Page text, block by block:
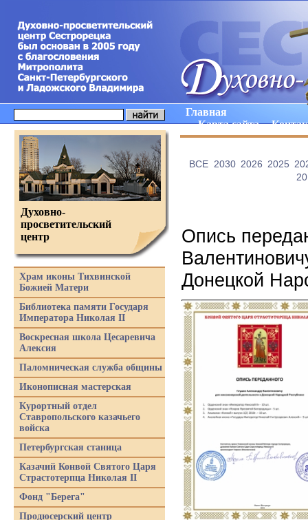
Главная
Карта сайта
ВCE 2030 2026 2025
Опись
Донецкой
Духовно-
просветительский
центр
Храм иконы Тихвинской
Божией Матери
Библиотека памяти Государя
Императора Николая II
Воскресная школа Цесаревича
Алексия
Паломническая служба общины
Иконописная мастерская
Курортный отдел
Ставропольского казачьего
войска
Петербургская станица
Казачий Конвой Святого Царя
Страстотерпца Николая II
Фонд "Берега"
Продюсерский центр